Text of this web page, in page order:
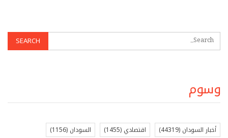
وسوم
أخبار السودان (44319) اقتصادي (1455) السودان (1156)